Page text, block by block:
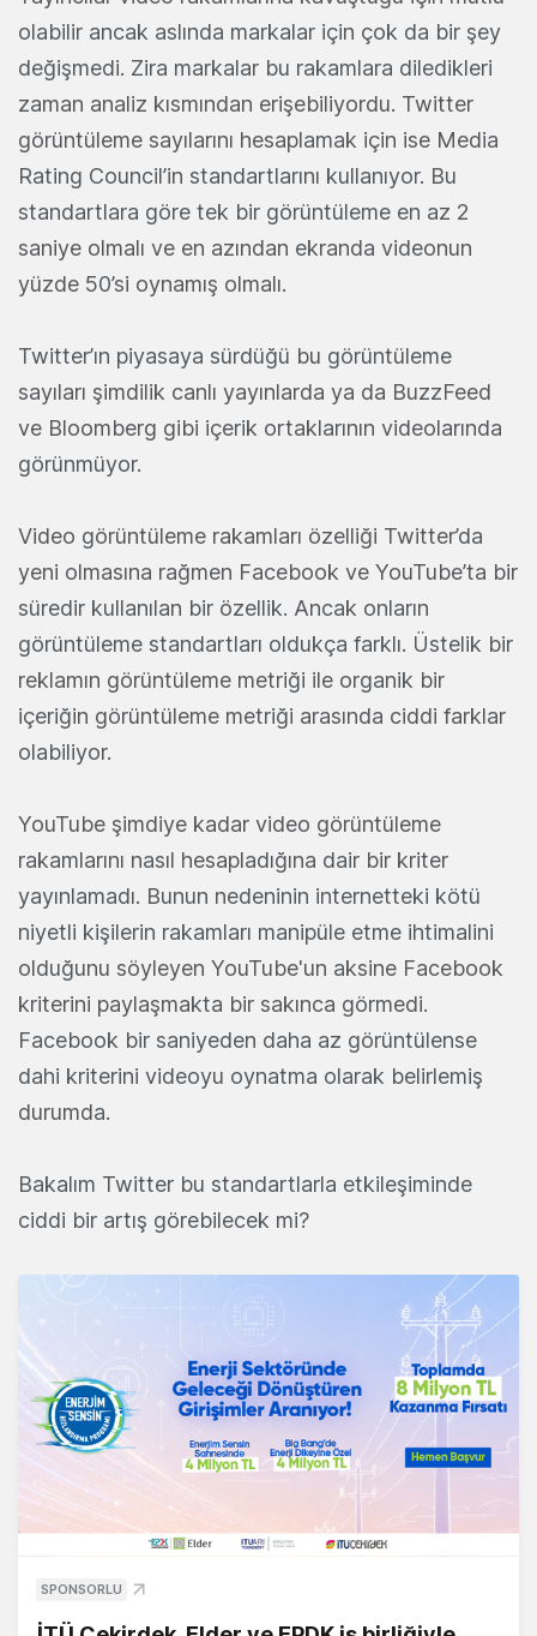
olabilir ancak aslında markalar için çok da bir şey
değişmedi. Zira markalar bu rakamlara diledikleri
zaman analiz kısmından erişebiliyordu. Twitter
görüntüleme sayılarını hesaplamak için ise Media
Rating Council’in standartlarını kullanıyor. Bu
standartlara göre tek bir görüntüleme en az 2
saniye olmalı ve en azından ekranda videonun
yüzde 50’si oynamış olmalı.
Twitter’ın piyasaya sürdüğü bu görüntüleme
sayıları şimdilik canlı yayınlarda ya da BuzzFeed
ve Bloomberg gibi içerik ortaklarının videolarında
görünmüyor.
Video görüntüleme rakamları özelliği Twitter’da
yeni olmasına rağmen Facebook ve YouTube’ta bir
süredir kullanılan bir özellik. Ancak onların
görüntüleme standartları oldukça farklı. Üstelik bir
reklamın görüntüleme metriği ile organik bir
içeriğin görüntüleme metriği arasında ciddi farklar
olabiliyor.
YouTube şimdiye kadar video görüntüleme
rakamlarını nasıl hesapladığına dair bir kriter
yayınlamadı. Bunun nedeninin internetteki kötü
niyetli kişilerin rakamları manipüle etme ihtimalini
olduğunu söyleyen YouTube'un aksine Facebook
kriterini paylaşmakta bir sakınca görmedi.
Facebook bir saniyeden daha az görüntülense
dahi kriterini videoyu oynatma olarak belirlemiş
durumda.
Bakalım Twitter bu standartlarla etkileşiminde
ciddi bir artış görebilecek mi?
SPONSORLU